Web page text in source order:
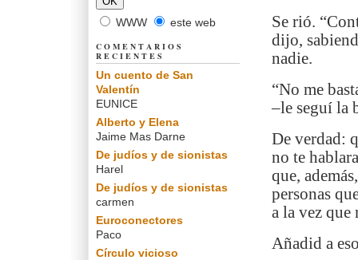
Se rió.
dijo,
nadie.
“No me
–le seguí la
De verdad:
no te
que,
personas
a la vez que
Añadid a
WWW este web
COMENTARIOS
RECIENTES
Un cuento de San
Valentín
EUNICE
Alberto y Elena
Jaime Mas Darne
De judíos y de sionistas
Harel
De judíos y de sionistas
carmen
Euroconectores
Paco
Círculo vicioso